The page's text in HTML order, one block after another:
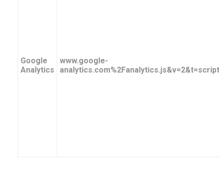
Google
Analytics
www.google-
analytics.com%2Fanalytics.js&v=2&t=script